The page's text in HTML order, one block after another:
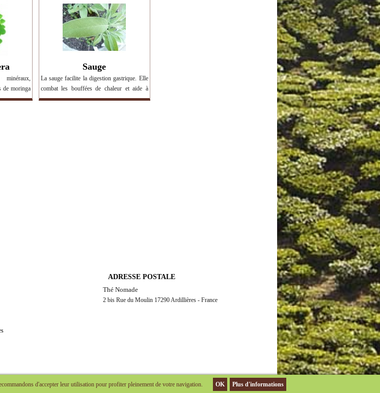
d'accepter leur utilisation pour profiter pleinement de votre navigation. OK Plus d'informations
urinaires
mais on
à
de
fatigue. Propriétés diurétiques et
laxatives. Traitement des migraines et des
douleurs suscitées par les rhumatismes.
Stimulation de l'activité cérébrale.
Déconseillé pendant la...
minéraux,
de moringa
et à
Sauge
La sauge facilite la digestion gastrique. Elle
combat les bouffées de chaleur et aide à
calmer les douleurs des règles. Elle est la
ADRESSE POSTALE
Thé Nomade
2 bis Rue du Moulin 17290 Ardillières - France